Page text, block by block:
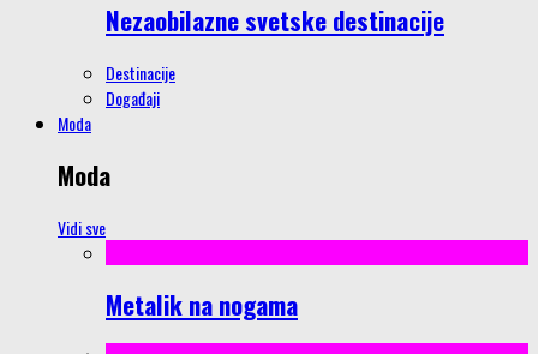
Nezaobilazne svetske destinacije
Destinacije
Događaji
Moda
Moda
Vidi sve
Metalik na nogama